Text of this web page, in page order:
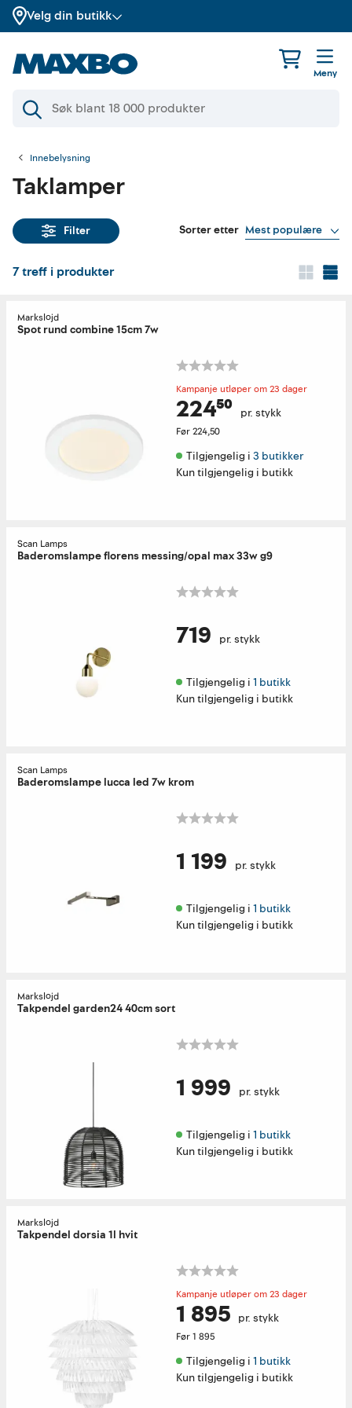
Velg din butikk
Meny
Innebelysning
Taklamper
Filter Sorter etter Mest populære
7treff i produkter
Markslöjd
Spot rund combine 15cm 7w
Kampanje utløper om 23 dager
224⁵⁰ pr. stykk
Før224,50
Tilgjengelig i 3 butikker
Kun tilgjengelig i butikk
Scan Lamps
Baderomslampe florens messing/opal max 33w g9
719 pr. stykk
Tilgjengelig i 1 butikk
Kun tilgjengelig i butikk
Scan Lamps
Baderomslampe lucca led 7w krom
1 199 pr. stykk
Tilgjengelig i 1 butikk
Kun tilgjengelig i butikk
Markslöjd
Takpendel garden24 40cm sort
1 999 pr. stykk
Tilgjengelig i 1 butikk
Kun tilgjengelig i butikk
Markslöjd
Takpendel dorsia 1l hvit
Kampanje utløper om 23 dager
1 895 pr. stykk
Før1 895
Tilgjengelig i 1 butikk
Kun tilgjengelig i butikk